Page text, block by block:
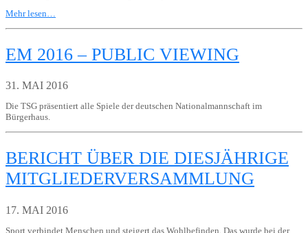
Mehr lesen…
EM 2016 – PUBLIC VIEWING
31. MAI 2016
Die TSG präsentiert alle Spiele der deutschen Nationalmannschaft im
Bürgerhaus.
BERICHT ÜBER DIE DIESJÄHRIGE
MITGLIEDERVERSAMMLUNG
17. MAI 2016
Sport verbindet Menschen und steigert das Wohlbefinden. Das wurde bei der